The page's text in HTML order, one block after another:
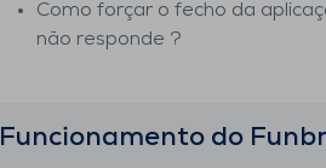
Como forçar o fecho da
não responde ?
Funcionamento do